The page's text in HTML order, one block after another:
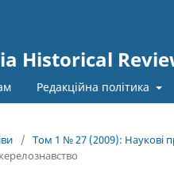
Historical
Редакційна політика
/ Том 1 № 27 (2009): Наукові